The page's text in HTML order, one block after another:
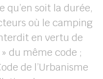
soit la durée,
où le camping
en vertu de
du même code ;
de l’Urbanisme